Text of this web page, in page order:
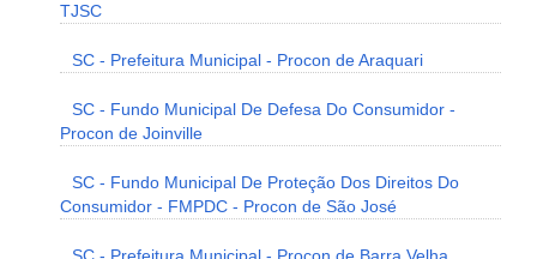
TJSC
SC - Prefeitura Municipal - Procon de Araquari
SC - Fundo Municipal De Defesa Do Consumidor -
Procon de Joinville
SC - Fundo Municipal De Proteção Dos Direitos Do
Consumidor - FMPDC - Procon de São José